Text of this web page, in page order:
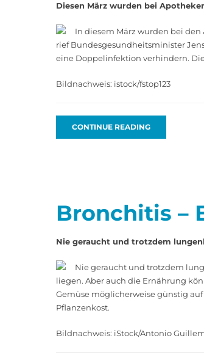
Diesen März wurden bei
In diesem März wurden bei
rief Bundesgesundheitsminister
eine Doppelinfektion verhindern.
Bildnachweis: istock/fstop123
CONTINUE READING
Bronchitis –
Nie geraucht und trotzdem
Nie geraucht und trotzdem
liegen. Aber auch die Ernährung
Gemüse möglicherweise günstig
Pflanzenkost.
Bildnachweis: iStock/Antonio